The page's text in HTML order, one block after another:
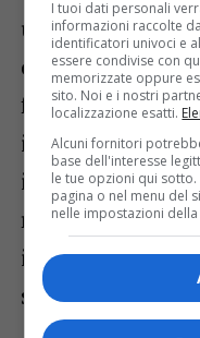
una
contante.
fornito la prova
illecite in corso e
in
flagranza di
ritrovamento di
indica l’entità e
spaccio attiva
I tuoi dati personali
informazioni raccolte
identificatori univoci e
essere condivise con
memorizzate oppure
sito. Noi e i nostri
localizzazione esatti.
Alcuni fornitori
base dell'interesse
le tue opzioni qui
pagina o nel menu del
nelle impostazioni